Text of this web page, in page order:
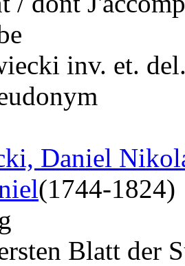
inv. et.
Daniel
(1744-1824)
Blatt der